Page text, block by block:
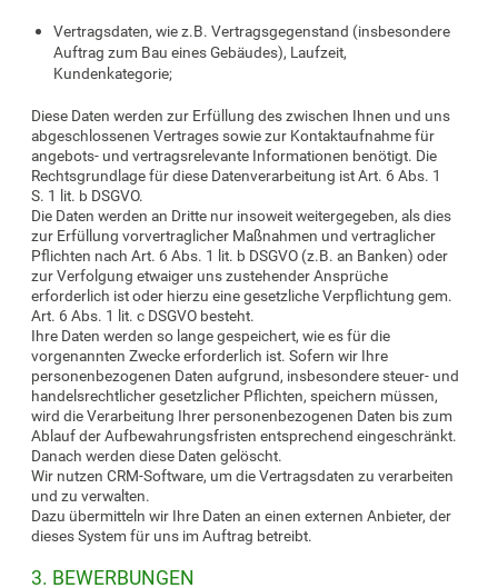
Vertragsdaten, wie z.B. Vertragsgegenstand (insbesondere
Auftrag zum Bau eines Gebäudes), Laufzeit,
Kundenkategorie;
Diese Daten werden zur Erfüllung des zwischen Ihnen und uns
abgeschlossenen Vertrages sowie zur Kontaktaufnahme für
angebots- und vertragsrelevante Informationen benötigt. Die
Rechtsgrundlage für diese Datenverarbeitung ist Art. 6 Abs. 1
S. 1 lit. b DSGVO.
Die Daten werden an Dritte nur insoweit weitergegeben, als dies
zur Erfüllung vorvertraglicher Maßnahmen und vertraglicher
Pflichten nach Art. 6 Abs. 1 lit. b DSGVO (z.B. an Banken) oder
zur Verfolgung etwaiger uns zustehender Ansprüche
erforderlich ist oder hierzu eine gesetzliche Verpflichtung gem.
Art. 6 Abs. 1 lit. c DSGVO besteht.
Ihre Daten werden so lange gespeichert, wie es für die
vorgenannten Zwecke erforderlich ist. Sofern wir Ihre
personenbezogenen Daten aufgrund, insbesondere steuer- und
handelsrechtlicher gesetzlicher Pflichten, speichern müssen,
wird die Verarbeitung Ihrer personenbezogenen Daten bis zum
Ablauf der Aufbewahrungsfristen entsprechend eingeschränkt.
Danach werden diese Daten gelöscht.
Wir nutzen CRM-Software, um die Vertragsdaten zu verarbeiten
und zu verwalten.
Dazu übermitteln wir Ihre Daten an einen externen Anbieter, der
dieses System für uns im Auftrag betreibt.
3. BEWERBUNGEN